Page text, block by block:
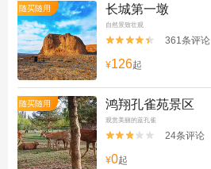
随买随用 长城第一墩
自然景致壮观

 361条评论
¥126起
随买随用 鸿翔孔雀苑景区
观赏美丽的蓝孔雀

 24条评论
¥0起